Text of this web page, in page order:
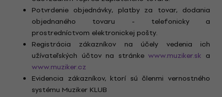
Potvrdenie objednávky, platby za tovar, dodania
objednaného tovaru - telefonicky a
prostredníctvom elektronickej pošty.
Registrácia zákazníkov na účely vedenia ich
užívateľských účtov na stránkewww.muziker.sk a
www.muziker.cz
Evidencia zákazníkov, ktorí sú členmi vernostného
systému Muziker KLUB